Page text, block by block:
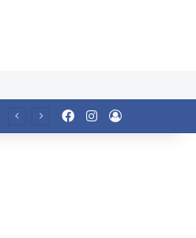
FacebookInstagram